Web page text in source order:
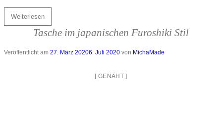
Weiterlesen
Tasche im japanischen Furoshiki Stil
Veröffentlicht am 27. März 20206. Juli 2020 von MichaMade
[GENÄHT]